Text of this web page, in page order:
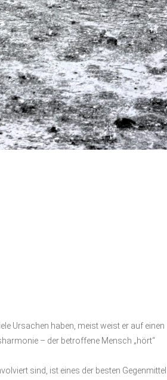
Ursachen haben, meist weist er auf einen
– der betroffene Mensch „hört“
sind, ist eines der besten Gegenmittel